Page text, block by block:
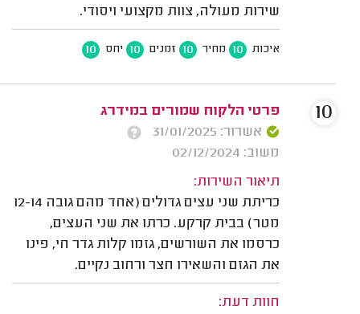
שירות מעולה, צוות מקצועי ויסודי.
איכות 10 מחיר 10 זמנים 10 יחס 10
פרטי הלקוח שמורים במידרג
אשרור: 31/01/2025
משוב: 02/12/2024
תיאור השירות:
כריתת שני עצים גדולים (אחד מהם גובה 12-14
מטר) בבית קרקע. כרתו את שני העצים,
כרסמו את השורשים, גזמו קלות גדר חי, פינו
את הגזם והשאירו חצר ורחוב נקיים.
חוות דעת:
10